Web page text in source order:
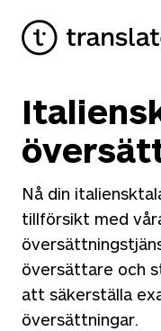
Nå din
tillförsikt med
översättare och
att säkerställa
översättningar.